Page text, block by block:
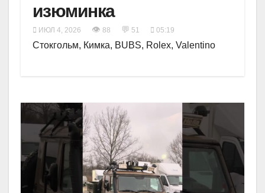
изюминка
ИЮЛ 4, 2026 👁 88 💬 51 05:19
Стокгольм, Кимка, BUBS, Rolex, Valentino